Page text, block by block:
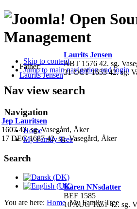
Open
Management
Skip to content
Jump to main navigation and login
Nav view search
Navigation
Home
My Family Tree
Search
You are here: Home My Family Tree
Father:
Laurits Jensen
Jep Lauritsen
1607 42. sg. Vasegård, Åker
17 DEC 1687 42. sg. Vasegård, Åker
Laurits Jensen
ABT 1576 42. sg.
31 OCT 1653 42. sg.
Karen NNsdatter
BEF 1585
10 AUG 1651 42. sg.